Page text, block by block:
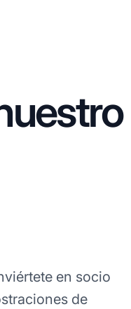
en socio
de